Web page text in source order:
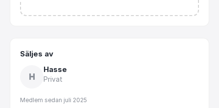
Säljes av
H
Hasse
Privat
Medlem sedan juli 2025